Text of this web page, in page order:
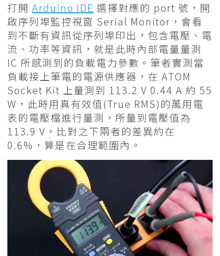
打開 Arduino IDE 選擇對應的 port 號，開
啟序列埠監控視窗 Serial Monitor，會看
到不斷有資訊從序列埠印出，包含電壓、電
流、功率等資訊，就是此時內部電量量測
IC 所感測到的負載電力參數。筆者實測當
負載接上筆電的電源供應器，在 ATOM
Socket Kit 上量測到 113.2 V 0.44 A 約 55
W，此時用真有效值(True RMS)的萬用電
表的電壓檔進行量測，所量到電壓值為
113.9 V。比對之下兩者的差異約在
0.6%，算是在合理範圍內。